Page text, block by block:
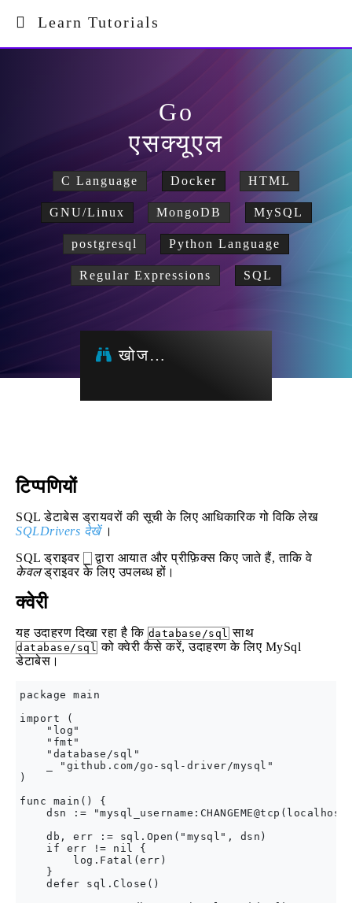
Learn Tutorials
Go
एसक्यूएल
C Language Docker HTML
GNU/Linux MongoDB MySQL
postgresql Python Language
Regular Expressions SQL
खोज…
टिप्पणियों
SQL डेटाबेस ड्रायवरों की सूची के लिए आधिकारिक गो विकि लेख
SQLDrivers देखें।
SQL ड्राइवर
द्वारा आयात और प्रीफ़िक्स किए जाते हैं, ताकि वे
केवलड्राइवर के लिए उपलब्ध हों।
क्वेरी
यह उदाहरण दिखा रहा है कि database/sql साथ
database/sql को क्वेरी कैसे करें, उदाहरण के लिए MySql
डेटाबेस।
package main
import (
    "log"
    "fmt"
    "database/sql"
    _ "github.com/go-sql-driver/mysql"
)
func main() {
dsn :=
    db, err := sql.Open("mysql", dsn)
    if err != nil {
        log.Fatal(err)
    }
    defer sql.Close()